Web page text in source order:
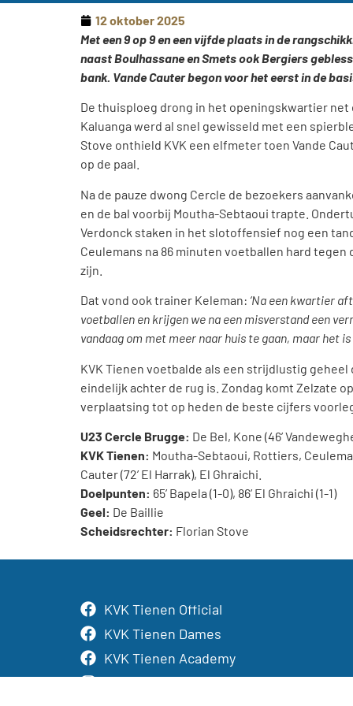
12 oktober 2025
Met een 9 op 9 en een vijfde plaats in de
naast Boulhassane en Smets ook Bergiers
bank. Vande Cauter begon voor het eerst in de
De thuisploeg drong in het openingskwartier net
Kaluanga werd al snel gewisseld met een
Stove onthield KVK een elfmeter toen Vande
op de paal.
Na de pauze dwong Cercle de bezoekers
en de bal voorbij Moutha-Sebtaoui trapte.
Verdonck staken in het slotoffensief nog een
Ceulemans na 86 minuten voetballen hard
zijn.
Dat vond ook trainer Keleman: ‘Na een kwartier
voetballen en krijgen we na een misverstand een
vandaag om met meer naar huis te gaan, maar het
KVK Tienen voetbalde als een strijdlustig
eindelijk achter de rug is. Zondag komt Zelzate
verplaatsing tot op heden de beste cijfers
U23 Cercle Brugge: De Bel, Kone (46’
KVK Tienen: Moutha-Sebtaoui, Rottiers,
Cauter (72’ El Harrak), El Ghraichi.
Doelpunten: 65’ Bapela (1-0), 86’ El Ghraichi (1-1)
Geel: De Baillie
Scheidsrechter: Florian Stove
KVK Tienen Official
KVK Tienen Dames
KVK Tienen Academy
KVK Tienen Official